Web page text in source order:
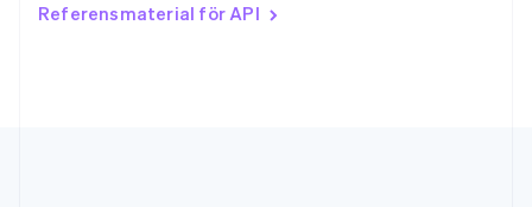
Referensmaterial för API
English